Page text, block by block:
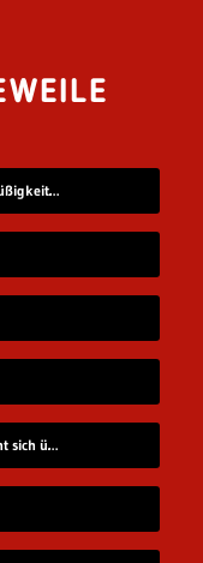
Fußballtrikot-Designs im Stile von Süßigkeiten
Der Film „Triangle of Sadness“ macht sich über die reiche Elite lustig